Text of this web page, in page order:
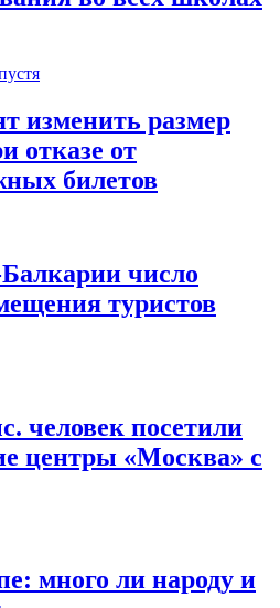
изменить размер
отказе от
билетов
число
туристов
человек посетили
центры «Москва» с
много ли народу и